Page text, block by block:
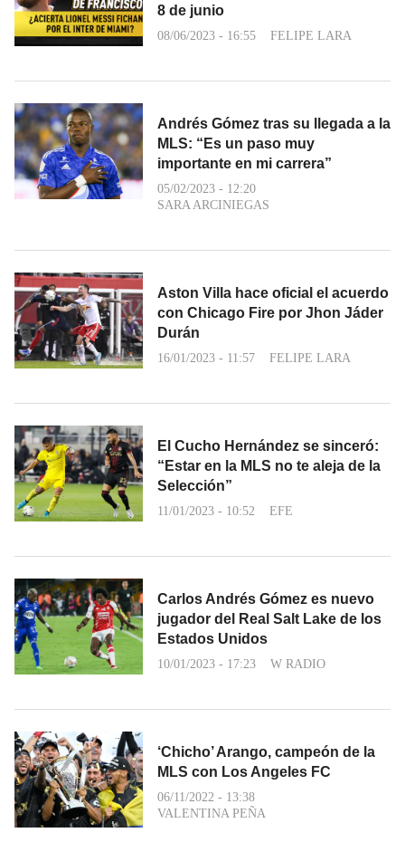
8 de junio
08/06/2023 - 16:55 FELIPE LARA
Andrés Gómez tras su llegada a la
MLS: “Es un paso muy
importante en mi carrera”
05/02/2023 - 12:20
SARA ARCINIEGAS
Aston Villa hace oficial el acuerdo
con Chicago Fire por Jhon Jáder
Durán
16/01/2023 - 11:57 FELIPE LARA
El Cucho Hernández se sinceró:
“Estar en la MLS no te aleja de la
Selección”
11/01/2023 - 10:52 EFE
Carlos Andrés Gómez es nuevo
jugador del Real Salt Lake de los
Estados Unidos
10/01/2023 - 17:23 W RADIO
‘Chicho’ Arango, campeón de la
MLS con Los Angeles FC
06/11/2022 - 13:38
VALENTINA PEÑA